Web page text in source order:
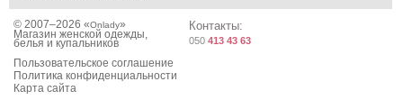
© 2007–2026 «Onlady»
Магазин женской одежды,
белья и купальников
Пользовательское соглашение
Политика конфиденциальности
Карта сайта
Контакты:
050 413 43 63